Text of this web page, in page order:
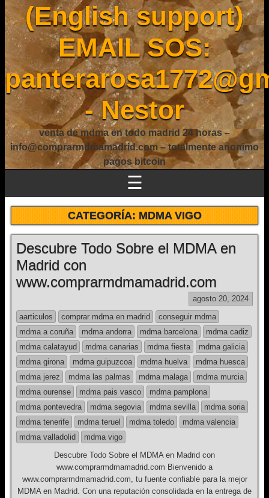
(English support)
EMAIL SOS:
- Nestor
venta de mdma en todo madrid 24 horas –
info@comprarmdmamadrid.com – totalmente anonimo
pagos bitcoin
☰
CATEGORÍA:MDMA VIGO
Descubre Todo Sobre el MDMA en
Madrid con
www.comprarmdmamadrid.com
agosto 20, 2024
aarticulos
comprar mdma en madrid
conseguir mdma
mdma a coruña
mdma andorra mdma barcelona
mdma cadiz
mdma calatayud
mdma canarias mdma fiesta
mdma galicia
mdma girona
mdma guipuzcoa mdma huelva
mdma huesca
mdma jerez
mdma las palmas mdma malaga
mdma murcia
mdma ourense
mdma pais vasco
mdma pamplona
mdma pontevedra
mdma segovia mdma sevilla
mdma soria
mdma tenerife
mdma teruel mdma toledo
mdma valencia
mdma valladolid
mdma vigo
Descubre Todo Sobre el MDMA en Madrid con
www.comprarmdmamadrid.com Bienvenido a
www.comprarmdmamadrid.com, tu fuente confiable para la mejor
MDMA en Madrid. Con una reputación consolidada en la entrega de